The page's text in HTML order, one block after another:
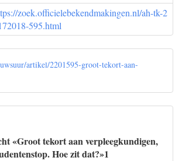
zoek.officielebekendmakingen.nl/ah-tk-2
595.html
artikel/2201595-groot-tekort-aan-
«Groot tekort aan verpleegkundigen,
Hoe zit dat?»1